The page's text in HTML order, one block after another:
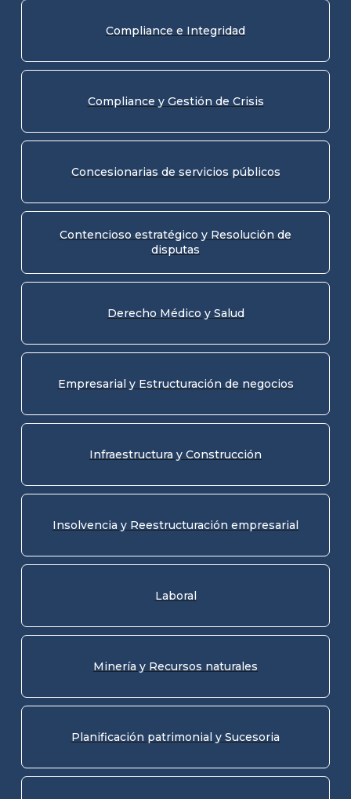
Compliance e Integridad
Compliance y Gestión de Crisis
Concesionarias de servicios públicos
Contencioso estratégico y Resolución de
disputas
Derecho Médico y Salud
Empresarial y Estructuración de negocios
Infraestructura y Construcción
Insolvencia y Reestructuración empresarial
Laboral
Minería y Recursos naturales
Planificación patrimonial y Sucesoria